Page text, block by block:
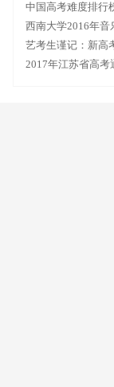
中国高考难度排行
西南大学2016年
艺考生谨记：新高
种千万不要选！
2017年江苏省高